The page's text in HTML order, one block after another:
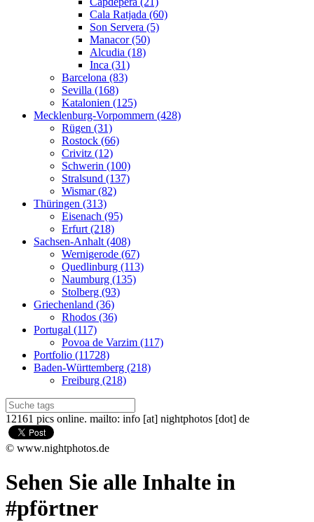
Cala Ratjada (60)
Son Servera (5)
Manacor (50)
Alcudia (18)
Inca (31)
Barcelona (83)
Sevilla (168)
Katalonien (125)
Mecklenburg-Vorpommern (428)
Rügen (31)
Rostock (66)
Crivitz (12)
Schwerin (100)
Stralsund (137)
Wismar (82)
Thüringen (313)
Eisenach (95)
Erfurt (218)
Sachsen-Anhalt (408)
Wernigerode (67)
Quedlinburg (113)
Naumburg (135)
Stolberg (93)
Griechenland (36)
Rhodos (36)
Portugal (117)
Povoa de Varzim (117)
Portfolio (11728)
Baden-Württemberg (218)
Freiburg (218)
12161 pics online. mailto: info [at] nightphotos [dot] de
© www.nightphotos.de
Sehen Sie alle Inhalte in
#pförtner